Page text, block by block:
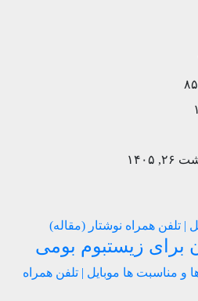
۱۴۰۵
| تلفن همراه نوشتار (مقاله)
برای زیستبوم بومی
و مناسبت ها موبایل | تلفن همراه